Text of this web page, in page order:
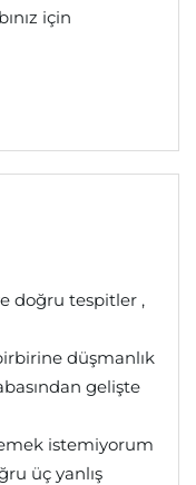
için
doğru tespitler ,
düşmanlık
gelişte
istemiyorum
üç yanlış